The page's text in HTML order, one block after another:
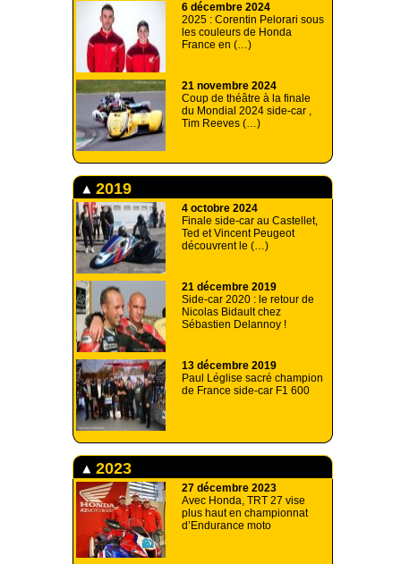
6 décembre 2024
2025 : Corentin Pelorari sous
les couleurs de Honda
France en (…)
21 novembre 2024
Coup de théâtre à la finale
du Mondial 2024 side-car ,
Tim Reeves (…)
2019
4 octobre 2024
Finale side-car au Castellet,
Ted et Vincent Peugeot
découvrent le (…)
21 décembre 2019
Side-car 2020 : le retour de
Nicolas Bidault chez
Sébastien Delannoy !
13 décembre 2019
Paul Léglise sacré champion
de France side-car F1 600
2023
27 décembre 2023
Avec Honda, TRT 27 vise
plus haut en championnat
d’Endurance moto